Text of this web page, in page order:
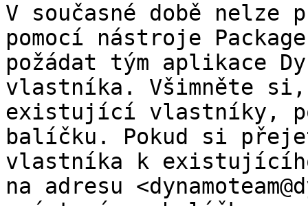
V současné době
pomocí nástroje
požádat tým aplikace
vlastníka. Všimněte si,
existující vlastníky,
balíčku. Pokud si
vlastníka k
na adresu